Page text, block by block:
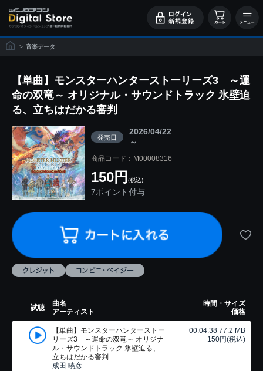
> 音楽データ
【単曲】モンスターハンターストーリーズ3 ～運
命の双竜～ オリジナル・サウンドトラック 氷壁迫
る、立ちはだかる審判
発売日
2026/04/22
～
商品コード：M00008316
150円 (税込)
7ポイント付与
試聴
曲名
アーティスト
時間・サイズ
価格
【単曲】モンスターハンターストー
リーズ3 ～運命の双竜～ オリジナ
ル・サウンドトラック 氷壁迫る、
立ちはだかる審判
成田 暁彦
00:04:38 77.2 MB
150円(税込)